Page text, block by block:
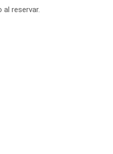
reservar.